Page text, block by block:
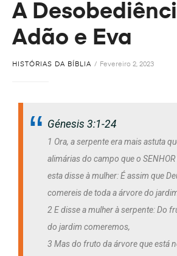
A
Adão e Eva
HISTÓRIAS DA BÍBLIA Fevereiro 2, 2023
Génesis 3:1-24
1 Ora, a serpente era mais astuta
alimárias do campo que o
esta disse à mulher: É assim que
comereis de toda a árvore do
2 E disse a mulher à serpente: Do
do jardim comeremos,
3 Mas do fruto da árvore que está